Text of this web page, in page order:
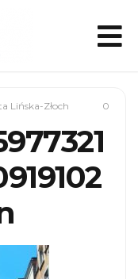
0
Lińska-Złoch